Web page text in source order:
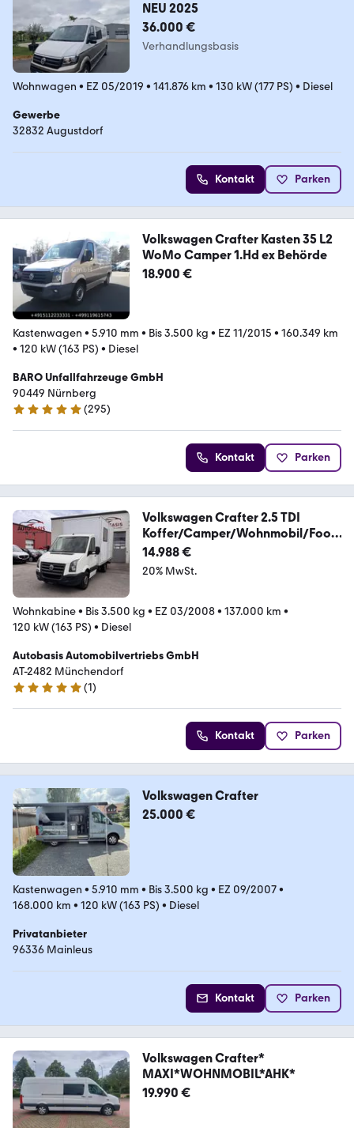
NEU 2025
36.000 €
Verhandlungsbasis
Wohnwagen • EZ 05/2019 • 141.876 km • 130 kW (177 PS) • Diesel
Gewerbe
32832 Augustdorf
Kontakt Parken
Volkswagen Crafter Kasten 35 L2
WoMo Camper 1.Hd ex Behörde
18.900 €
Kastenwagen • 5.910 mm • Bis 3.500 kg • EZ 11/2015 • 160.349 km
• 120 kW (163 PS) • Diesel
BARO Unfallfahrzeuge GmbH
90449 Nürnberg
5 Sterne
(295)
Kontakt Parken
Volkswagen Crafter 2.5 TDI
Koffer/Camper/Wohnmobil/Food
Tru
14.988 €
20% MwSt.
Wohnkabine• Bis 3.500 kg • EZ 03/2008• 137.000 km •
120 kW (163 PS) • Diesel
Autobasis Automobilvertriebs GmbH
AT-2482 Münchendorf
5 Sterne
(1)
Kontakt Parken
Volkswagen Crafter
25.000 €
Kastenwagen • 5.910 mm • Bis 3.500 kg • EZ 09/2007•
168.000 km • 120 kW (163 PS) • Diesel
Privatanbieter
96336 Mainleus
Kontakt Parken
Volkswagen Crafter*
MAXI*WOHNMOBIL*AHK*
19.990 €